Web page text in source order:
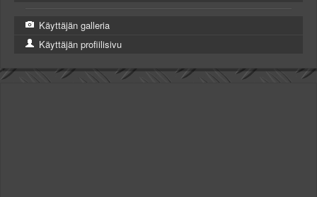
Käyttäjän galleria
Käyttäjän profiilisivu